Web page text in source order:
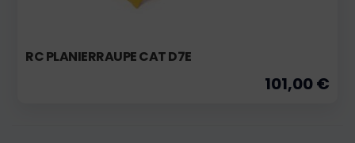
RC PLANIERRAUPE CAT D7E
101,00 €